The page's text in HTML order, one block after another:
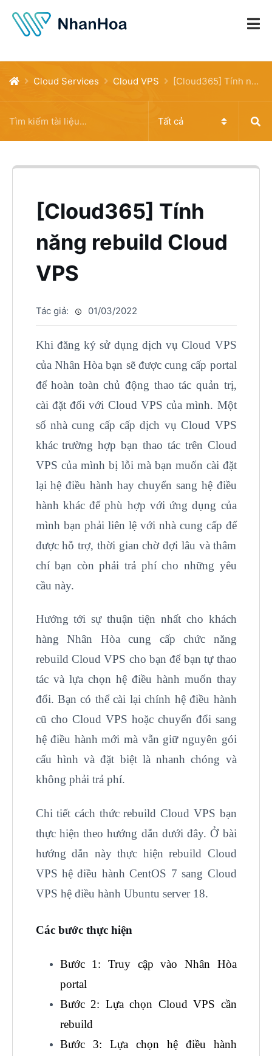
Cloud Services Cloud VPS [Cloud365] Tính năng rebuild Cloud VPS
[Cloud365] Tính
năng rebuild Cloud
VPS
Tác giả: 01/03/2022
Khi đăng ký sử dụng dịch vụ Cloud VPS
của Nhân Hòa bạn sẽ được cung cấp portal
để hoàn toàn chủ động thao tác quản trị,
cài đặt đối với Cloud VPS của mình. Một
số nhà cung cấp cấp dịch vụ Cloud VPS
khác trường hợp bạn thao tác trên Cloud
VPS của mình bị lỗi mà bạn muốn cài đặt
lại hệ điều hành hay chuyển sang hệ điều
hành khác để phù hợp với ứng dụng của
mình bạn phải liên lệ với nhà cung cấp để
được hỗ trợ, thời gian chờ đợi lâu và thâm
chí bạn còn phải trả phí cho những yêu
cầu này.
Hướng tới sự thuận tiện nhất cho khách
hàng Nhân Hòa cung cấp chức năng
rebuild Cloud VPS cho bạn để bạn tự thao
tác và lựa chọn hệ điều hành muốn thay
đổi. Bạn có thể cài lại chính hệ điều hành
cũ cho Cloud VPS hoặc chuyển đổi sang
hệ điều hành mới mà vẫn giữ nguyên gói
cấu hình và đặt biệt là nhanh chóng và
không phải trả phí.
Chi tiết cách thức rebuild Cloud VPS bạn
thực hiện theo hướng dẫn dưới đây. Ở bài
hướng dẫn này thực hiện rebuild Cloud
VPS hệ điều hành CentOS 7 sang Cloud
VPS hệ điều hành Ubuntu server 18.
Các bước thực hiện
Bước 1: Truy cập vào Nhân Hòa
portal
Bước 2: Lựa chọn Cloud VPS cần
rebuild
Bước 3: Lựa chọn hệ điều hành